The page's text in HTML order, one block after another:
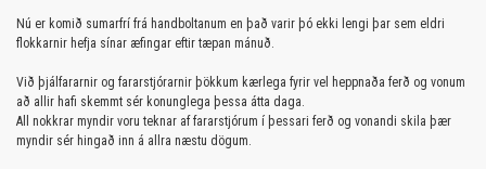
Nú er komið sumarfrí frá handboltanum en það varir þó ekki lengi þar sem eldri
flokkarnir hefja sínar æfingar eftir tæpan mánuð.
Við þjálfararnir og fararstjórarnir þökkum kærlega fyrir vel heppnaða ferð og vonum
að allir hafi skemmt sér konunglega þessa átta daga.
All nokkrar myndir voru teknar af fararstjórum í þessari ferð og vonandi skila þær
myndir sér hingað inn á allra næstu dögum.